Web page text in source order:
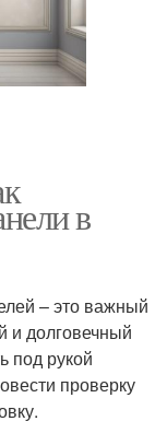
в
– это важный
и долговечный
под рукой
проверку